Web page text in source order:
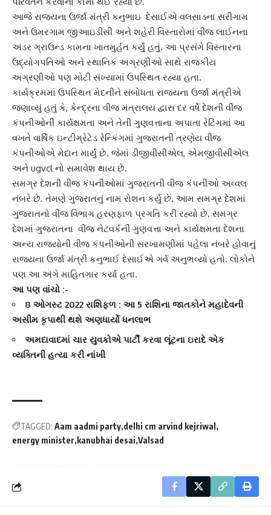
આજે રાજ્યના ઉર્જા મંત્રી કનુભાઇ દેસાઈએ વલસાડના સરીગામ
અને ઉમરગામ જીઆઇડીસી અને શહેરી વિસ્તારોમાં વીજ લાઈનના
અંડર ગ્રાઉન્ડ કામના ખાતમુર્હત કર્યું હતું. આ પ્રસંગે વિસ્તારના
ઉદ્યોગપતિઓ અને સ્થાનિક અગ્રણીઓ સાથે રાજકીય
અગ્રણીઓ પણ મોટી સંખ્યામાં ઉપસ્થિત રહ્યા હતા.
કાર્યક્રમમાં ઉપસ્થિત મેદનીને સંબોધતા રાજ્યના ઉર્જા મંત્રીએ
જણાવ્યું હતું કે, કેન્દ્રના વીજ મંત્રાલય દ્વારા દર વર્ષે દેશની વીજ
કંપનીઓની કાર્યક્ષમતા અને તેની ગુણવત્તાના અપાતા રેટિંગમાં આ
વખતે વાર્ષિક ઇન્ટીગ્રેટેડ રેન્કિંગમાં ગુજરાતની ત્રણેય વીજ
કંપનીઓએ મેદાન માર્યું છે. જેમાં ડીજીવીસીએલ, એમજીવીસીએલ
અને ugvcl નો સમાવેશ થાય છે.
સમગ્ર દેશની વીજ કંપનીઓમાં ગુજરાતની વીજ કંપનીઓ અવ્વલ
નંબરે છે. તેમણે ગુજરાતનું નામ રોશન કર્યું છે. આમ સમગ્ર દેશમાં
ગુજરાતનો વીજ વિભાગ હરણફાળ પ્રગતિ કરી રહ્યો છે. સમગ્ર
દેશમાં ગુજરાતના વીજ નેટવર્કની ગુણવત્તા અને કાર્યક્ષમતા દેશના
અન્ય રાજ્યોની વીજ કંપનીઓની સરખામણીમાં પહેલા નંબરે હોવાનું
રાજયના ઉર્જા મંત્રી કનુભાઈ દેસાઈએ ગર્વ અનુભવ્યો હતો. લોકોને
પણ આ અંગે માહિતગાર કર્યા હતા.
આ પણ વાંચો :-
8 ઓગસ્ટ 2022 રાશિફળ : આ 5 રાશિના જાતકોને મહાદેવની
અસીમ કૃપાથી થશે અણધાર્યો ધનલાભ
અમદાવાદમાં ચાર યુવકોએ પાર્ટી કરવા લૂંટના ઇરાદે એક
વ્યક્તિની હત્યા કરી નાંખી
TAGGED: Aam aadmi party delhi cm arvind kejriwal
energy minister kanubhai desai Valsad